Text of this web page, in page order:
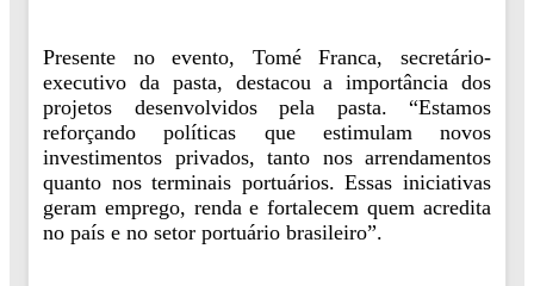
Presente no evento, Tomé Franca, secretário-
executivo da pasta, destacou a importância dos
projetos desenvolvidos pela pasta. “Estamos
reforçando políticas que estimulam novos
investimentos privados, tanto nos arrendamentos
quanto nos terminais portuários. Essas iniciativas
geram emprego, renda e fortalecem quem acredita
no país e no setor portuário brasileiro”.